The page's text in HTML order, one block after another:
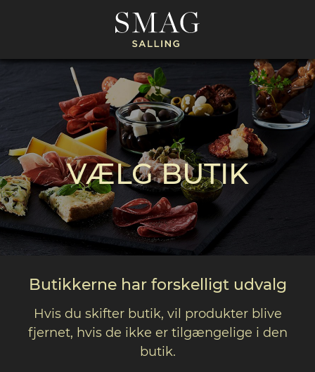
VÆLG BUTIK
Butikkerne har forskelligt udvalg
Hvis du skifter butik, vil produkter blive
fjernet, hvis de ikke er tilgængelige i den
butik.